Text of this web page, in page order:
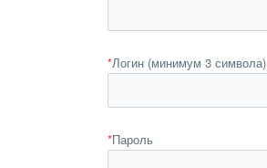
*Логин (минимум 3 символа)
*Пароль